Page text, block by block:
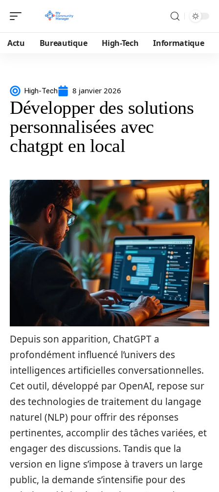
Actu Bureautique High-Tech Informatique
High-Tech 8 janvier 2026
Développer des solutions
personnalisées avec
chatgpt en local
Depuis son apparition, ChatGPT a
profondément influencé l’univers des
intelligences artificielles conversationnelles.
Cet outil, développé par OpenAI, repose sur
des technologies de traitement du langage
naturel (NLP) pour offrir des réponses
pertinentes, accomplir des tâches variées, et
engager des discussions. Tandis que la
version en ligne s’impose à travers un large
public, la demande s’intensifie pour des